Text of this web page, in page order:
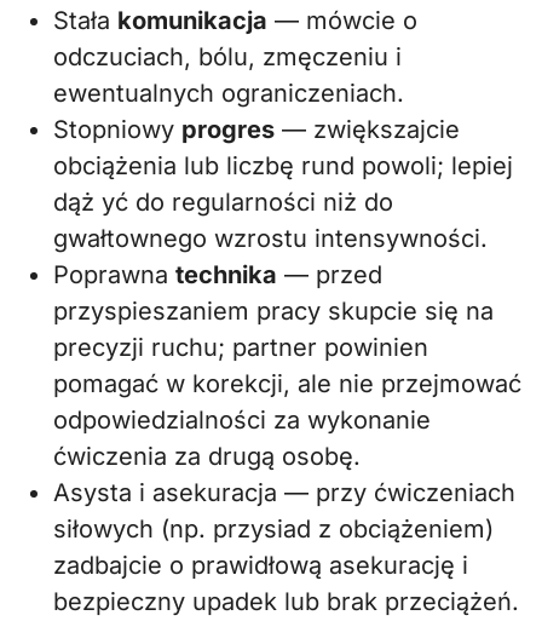
Stała komunikacja — mówcie o
odczuciach, bólu, zmęczeniu i
ewentualnych ograniczeniach.
Stopniowy progres — zwiększajcie
obciążenia lub liczbę rund powoli; lepiej
dąż yć do regularności niż do
gwałtownego wzrostu intensywności.
Poprawna technika — przed
przyspieszaniem pracy skupcie się na
precyzji ruchu; partner powinien
pomagać w korekcji, ale nie przejmować
odpowiedzialności za wykonanie
ćwiczenia za drugą osobę.
Asysta i asekuracja — przy ćwiczeniach
siłowych (np. przysiad z obciążeniem)
zadbajcie o prawidłową asekurację i
bezpieczny upadek lub brak przeciążeń.